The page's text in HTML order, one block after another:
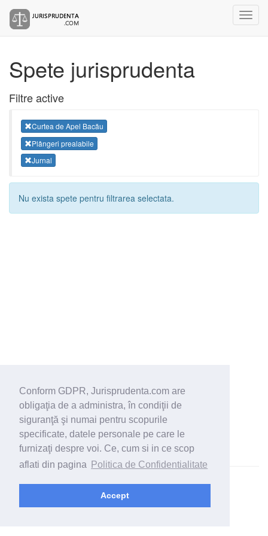
Conform GDPR, Jurisprudenta.com are
obligaţia de a administra, în condiţii de
siguranţă şi numai pentru scopurile
specificate, datele personale pe care le
furnizaţi despre voi. Ce, cum si in ce scop
aflati din pagina
Politica de Confidentialitate
Accept
Spete jurisprudenta
Filtre active
Curtea de Apel Bacău
Plângeri prealabile
Jurnal
Nu exista spete pentru filtrarea selectata.
© 2026 - Jurisprudenta.com -Cautare-Termeni si conditii